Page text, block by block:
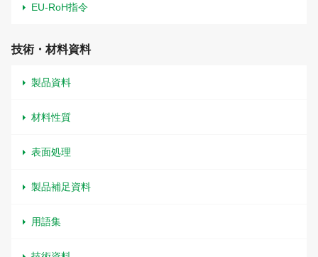
EU-RoH指令
技術・材料資料
製品資料
材料性質
表面処理
製品補足資料
用語集